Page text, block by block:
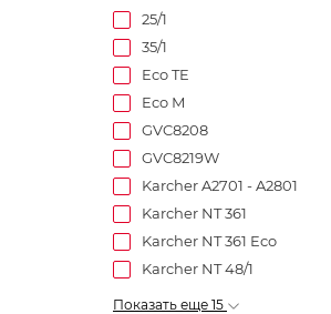
25/1
35/1
Eco TE
Eco М
GVC8208
GVC8219W
Karcher A2701 - A2801
Karcher NT 361
Karcher NT 361 Eco
Karcher NT 48/1
Показать еще 15